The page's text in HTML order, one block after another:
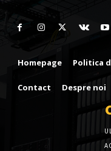
Homepage Politica
Contact Despre noi